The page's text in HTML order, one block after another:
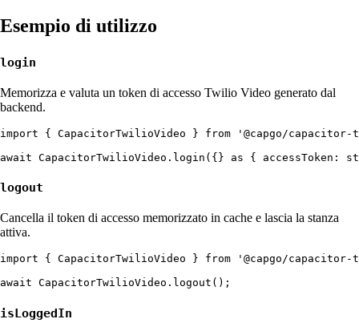
Esempio di utilizzo
login
Memorizza e valuta un token di accesso Twilio Video generato dal
backend.
import { CapacitorTwilioVideo } from '@capgo/
logout
Cancella il token di accesso memorizzato in cache e lascia la stanza
attiva.
import { CapacitorTwilioVideo } from '@capgo/
isLoggedIn